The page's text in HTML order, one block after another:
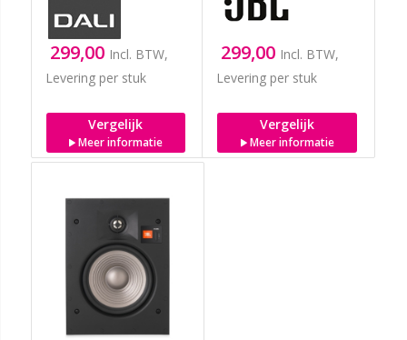
299,00 Incl. BTW,
Levering per stuk
Vergelijk
Meer informatie
299,00 Incl. BTW,
Levering per stuk
Vergelijk
Meer informatie